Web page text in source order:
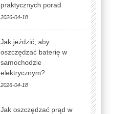
praktycznych porad
2026-04-18
Jak jeździć, aby
oszczędzać baterię w
samochodzie
elektrycznym?
2026-04-18
Jak oszczędzać prąd w